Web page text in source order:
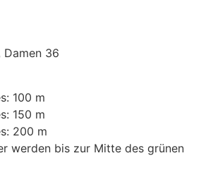
36
100 m
150 m
200 m
werden bis zur Mitte des grünen